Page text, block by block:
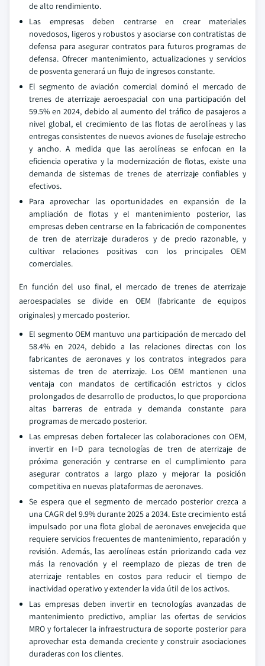
de alto rendimiento.
Las empresas deben centrarse en crear materiales
novedosos, ligeros y robustos y asociarse con contratistas de
defensa para asegurar contratos para futuros programas de
defensa. Ofrecer mantenimiento, actualizaciones y servicios
de posventa generará un flujo de ingresos constante.
El segmento de aviación comercial dominó el mercado de
trenes de aterrizaje aeroespacial con una participación del
59.5% en 2024, debido al aumento del tráfico de pasajeros a
nivel global, el crecimiento de las flotas de aerolíneas y las
entregas consistentes de nuevos aviones de fuselaje estrecho
y ancho. A medida que las aerolíneas se enfocan en la
eficiencia operativa y la modernización de flotas, existe una
demanda de sistemas de trenes de aterrizaje confiables y
efectivos.
Para aprovechar las oportunidades en expansión de la
ampliación de flotas y el mantenimiento posterior, las
empresas deben centrarse en la fabricación de componentes
de tren de aterrizaje duraderos y de precio razonable, y
cultivar relaciones positivas con los principales OEM
comerciales.
En función del uso final, el mercado de trenes de aterrizaje
aeroespaciales se divide en OEM (fabricante de equipos
originales) y mercado posterior.
El segmento OEM mantuvo una participación de mercado del
58.4% en 2024, debido a las relaciones directas con los
fabricantes de aeronaves y los contratos integrados para
sistemas de tren de aterrizaje. Los OEM mantienen una
ventaja con mandatos de certificación estrictos y ciclos
prolongados de desarrollo de productos, lo que proporciona
altas barreras de entrada y demanda constante para
programas de mercado posterior.
Las empresas deben fortalecer las colaboraciones con OEM,
invertir en I+D para tecnologías de tren de aterrizaje de
próxima generación y centrarse en el cumplimiento para
asegurar contratos a largo plazo y mejorar la posición
competitiva en nuevas plataformas de aeronaves.
Se espera que el segmento de mercado posterior crezca a
una CAGR del 9.9% durante 2025 a 2034. Este crecimiento está
impulsado por una flota global de aeronaves envejecida que
requiere servicios frecuentes de mantenimiento, reparación y
revisión. Además, las aerolíneas están priorizando cada vez
más la renovación y el reemplazo de piezas de tren de
aterrizaje rentables en costos para reducir el tiempo de
inactividad operativo y extender la vida útil de los activos.
Las empresas deben invertir en tecnologías avanzadas de
mantenimiento predictivo, ampliar las ofertas de servicios
MRO y fortalecer la infraestructura de soporte posterior para
aprovechar esta demanda creciente y construir asociaciones
duraderas con los clientes.